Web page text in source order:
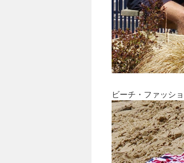
ビーチ・ファッシ